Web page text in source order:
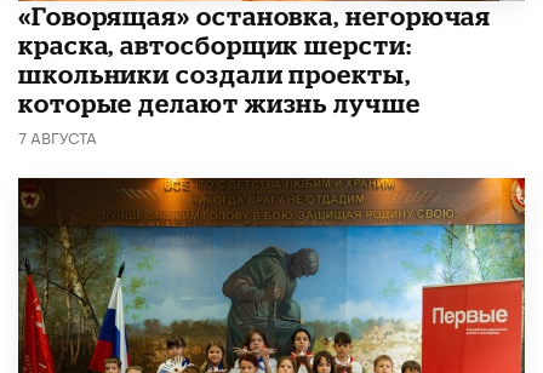
​«Говорящая» остановка, негорючая
краска, автосборщик шерсти:
школьники создали проекты,
которые делают жизнь лучше
7 АВГУСТА